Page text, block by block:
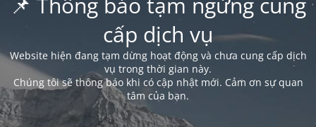
cấp dịch vụ
Website hiện đang tạm dừng hoạt động và chưa cung cấp dịch
vụ trong thời gian này.
Chúng tôi sẽ thông báo khi có cập nhật mới. Cảm ơn sự quan
tâm của bạn.